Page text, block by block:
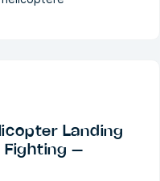
Landing
Fighting –